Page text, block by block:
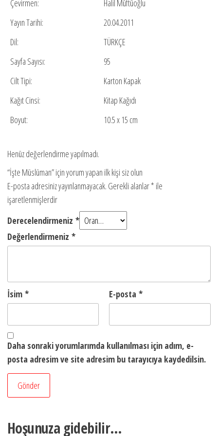
Çevirmen:
Halil Müftüoğlu
Yayın Tarihi:
20.04.2011
Dil:
TÜRKÇE
Sayfa Sayısı:
95
Cilt Tipi:
Karton Kapak
Kağıt Cinsi:
Kitap Kağıdı
Boyut:
10.5 x 15 cm
Henüz değerlendirme yapılmadı.
“İşte Müslüman” için yorum yapan ilk kişi siz olun
E-posta adresiniz yayınlanmayacak. Gerekli alanlar* ile
işaretlenmişlerdir
Derecelendirmeniz *
Değerlendirmeniz *
İsim * E-posta *
Daha sonraki yorumlarımda kullanılması için adım, e-
posta adresim ve site adresim bu tarayıcıya kaydedilsin.
Hoşunuza gidebilir…